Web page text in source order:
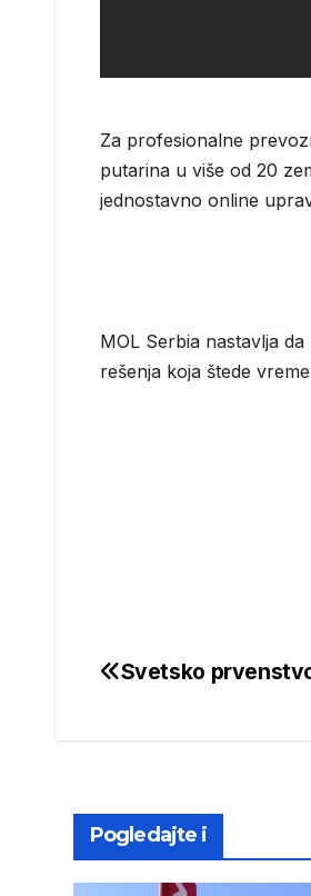
Za profesionalne
putarina u više od 20
jednostavno online
MOL Serbia nastavlja
rešenja koja štede
Post
Svetsko
Pogledajte i